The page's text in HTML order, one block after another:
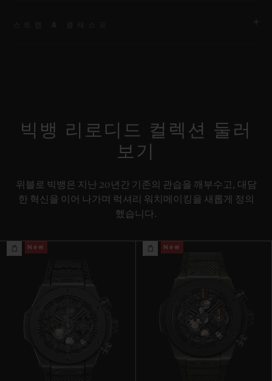
약 72시간
빅뱅 리로디드 컬렉션 둘러
보기
위블로 빅뱅은 지난 20년간 기존의 관습을 깨부수고, 대담
한 혁신을 이어 나가며 럭셔리 워치메이킹을 새롭게 정의
했습니다.
New New